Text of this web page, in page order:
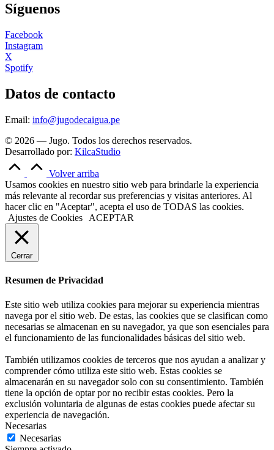
Síguenos
Facebook
Instagram
X
Spotify
Datos de contacto
Email: info@jugodecaigua.pe
© 2026 — Jugo. Todos los derechos reservados.
Desarrollado por: KilcaStudio
Volver arriba
Usamos cookies en nuestro sitio web para brindarle la experiencia
más relevante al recordar sus preferencias y visitas anteriores. Al
hacer clic en "Aceptar", acepta el uso de TODAS las cookies.
Ajustes de Cookies
ACEPTAR
Cerrar
Resumen de Privacidad
Este sitio web utiliza cookies para mejorar su experiencia mientras
navega por el sitio web. De estas, las cookies que se clasifican como
necesarias se almacenan en su navegador, ya que son esenciales para
el funcionamiento de las funcionalidades básicas del sitio web.
También utilizamos cookies de terceros que nos ayudan a analizar y
comprender cómo utiliza este sitio web. Estas cookies se
almacenarán en su navegador solo con su consentimiento. También
tiene la opción de optar por no recibir estas cookies. Pero la
exclusión voluntaria de algunas de estas cookies puede afectar su
experiencia de navegación.
Necesarias
Necesarias